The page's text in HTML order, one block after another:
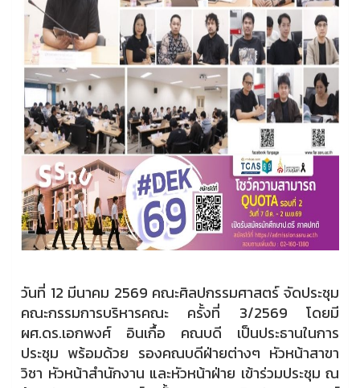
วันที่ 12 มีนาคม 2569 คณะศิลปกรรมศาสตร์ จัดประชุม
คณะกรรมการบริหารคณะ ครั้งที่ 3/2569 โดยมี
ผศ.ดร.เอกพงศ์ อินเกื้อ คณบดี เป็นประธานในการ
ประชุม พร้อมด้วย รองคณบดีฝ่ายต่างๆ หัวหน้าสาขา
วิชา หัวหน้าสำนักงาน และหัวหน้าฝ่าย เข้าร่วมประชุม ณ